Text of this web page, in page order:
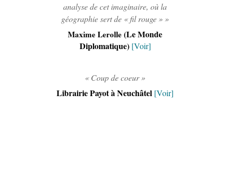
analyse de cet imaginaire, où la
géographie sert de « fil rouge » »
Maxime Lerolle(Le Monde
Diplomatique) [Voir]
« Coup de coeur »
Librairie Payot à Neuchâtel [Voir]